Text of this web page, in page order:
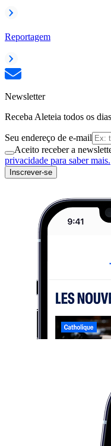
Reportagem
Newsletter
Receba Aleteia todos os
Seu endereço de e-mail
Aceito receber a
privacidade para saber mais.
Inscrever-se